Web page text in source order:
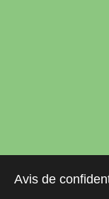
Avis de